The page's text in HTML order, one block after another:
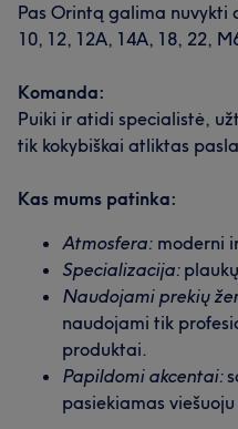
Pas Orintą galima nuvykti
10, 12, 12A, 14A, 18, 22,
Komanda:
Puiki ir atidi specialistė,
tik kokybiškai atliktas
Kas mums patinka:
Atmosfera: moderni
Specializacija:
Naudojami prekių
naudojami tik
produktai.
Papildomi akcentai:
pasiekiamas